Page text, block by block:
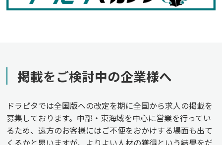
掲載をご検討中の企業様へ
ドラピタでは全国版への改定を期に全国から求人の掲載を
募集しております。中部・東海域を中心に営業を行ってい
るため、遠方のお客様にはご不便をおかけする場面も出て